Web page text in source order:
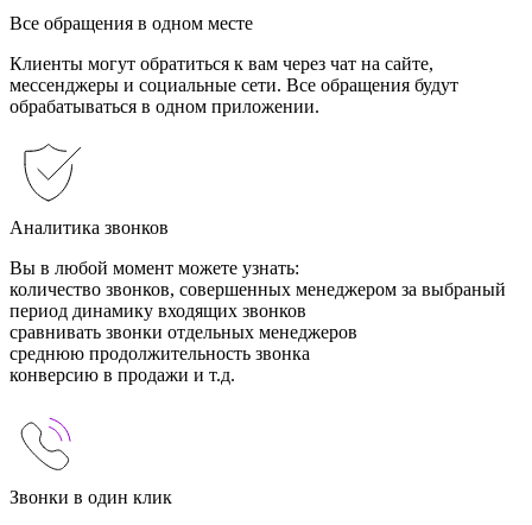
Все обращения в одном месте
Клиенты могут обратиться к вам через чат на сайте,
мессенджеры и социальные сети. Все обращения будут
обрабатываться в одном приложении.
Аналитика звонков
Вы в любой момент можете узнать:
количество звонков, совершенных менеджером за выбраный
период динамику входящих звонков
сравнивать звонки отдельных менеджеров
среднюю продолжительность звонка
конверсию в продажи и т.д.
Звонки в один клик